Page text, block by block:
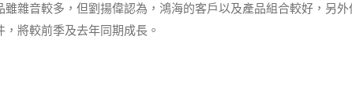
雜音較多，但劉揚偉認為，鴻海的客戶以及產品組合較好，另外
將較前季及去年同期成長。